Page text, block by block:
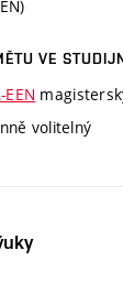
VE
EEN
volitelný